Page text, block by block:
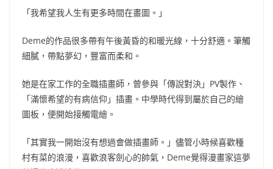
「我希望我人生有更多時間在畫圖。」
Deme的作品很多帶有午後黃昏的和暖光線，十分舒適。筆觸
細膩，帶點夢幻，豐富而柔和。
她是在家工作的全職插畫師，曾參與「傳說對決」PV製作、
「滿懷希望的有病信仰」插畫。中學時代得到屬於自己的繪
圖板，便開始接觸電繪。
「其實我一開始沒有想過會做插畫師。」儘管小時候喜歡種
村有菜的浪漫，喜歡浪客劍心的帥氣，Deme覺得漫畫家這夢